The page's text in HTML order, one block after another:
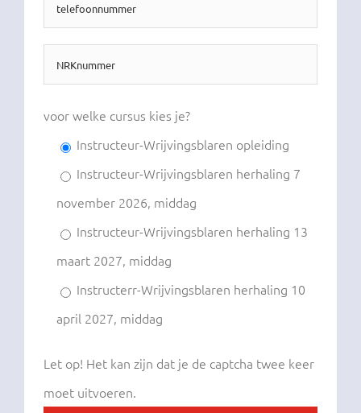
voor welke cursus kies je?
Instructeur-Wrijvingsblaren opleiding
Instructeur-Wrijvingsblaren herhaling 7
november 2026, middag
Instructeur-Wrijvingsblaren herhaling 13
maart 2027, middag
Instructerr-Wrijvingsblaren herhaling 10
april 2027, middag
Let op! Het kan zijn dat je de captcha twee keer
moet uitvoeren.